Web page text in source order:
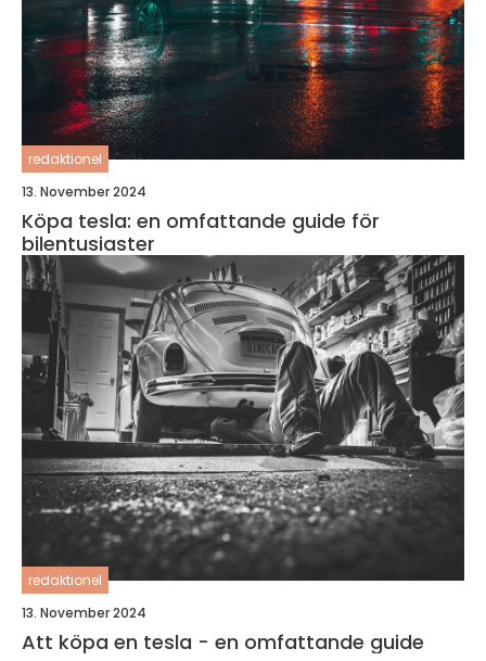
redaktionel
13. November 2024
Köpa tesla: en omfattande guide för
bilentusiaster
redaktionel
13. November 2024
Att köpa en tesla - en omfattande guide